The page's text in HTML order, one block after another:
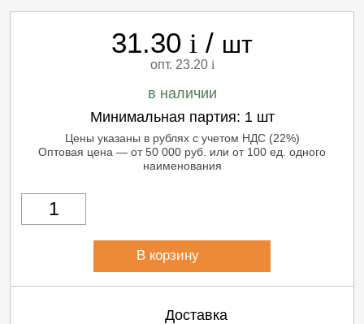
31.30 i / шт
опт. 23.20 i
в наличии
Минимальная партия: 1 шт
Цены указаны в рублях с учетом НДС (22%)
Оптовая цена — от 50 000 руб. или от 100 ед. одного
наименования
В корзину
Доставка